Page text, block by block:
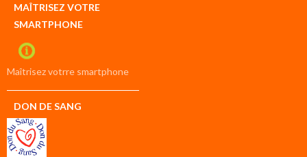
compte
compte
MAÎTRISEZ VOTRE
SMARTPHONE
Maîtrisez votrre smartphone
DON DE SANG